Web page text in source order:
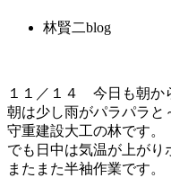
林賢二blog
１１／１４ 今日も朝か
朝は少し雨がパラパラと
守重建設大工の林です。
でも日中は気温が上がり
またまた半袖作業です。